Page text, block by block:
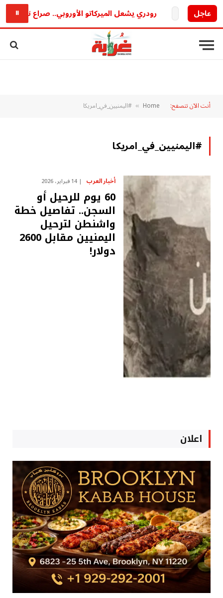
عاجل رودري يشعل الميركاتو الأوروبي.. صراع ناري بين
⏸
أنت الآن تتصفح: Home
» #اليمنيين_في_امريكا
#اليمنيين_في_امريكا
أخبار العرب 14 فبراير، 2026
60 يوم للرحيل أو
السجن.. تفاصيل خطة
واشنطن لترحيل
اليمنيين مقابل 2600
دولار!
اعلان